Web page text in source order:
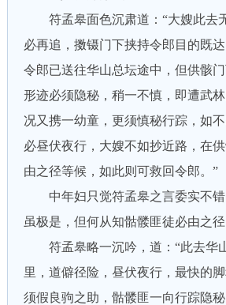
符孟皋面色沉肃道：“大嫂此去
必再追，擞镊门下挟持令郎目的既
令郎已送往华山总坛途中，但供骸门
形迹必须隐秘，稍一不慎，即遭武
况又携一幼童，更须慎秘行踪，如
必昼伏夜行，大嫂不如抄近路，在
由之径等候，如此则可救回令郎。”
中年妇只觉符孟皋之言委实不错
虽极是，但何从知骷髅匪徒必由之
符孟皋略一沉吟，道：“此去华
里，道僻径险，昼伏夜行，最快的
须假良驹之助，骷髅匪一向行踪隐